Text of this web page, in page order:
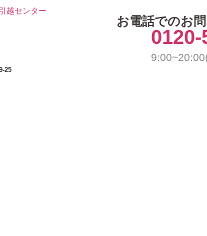
25
お電話でのお
0120-